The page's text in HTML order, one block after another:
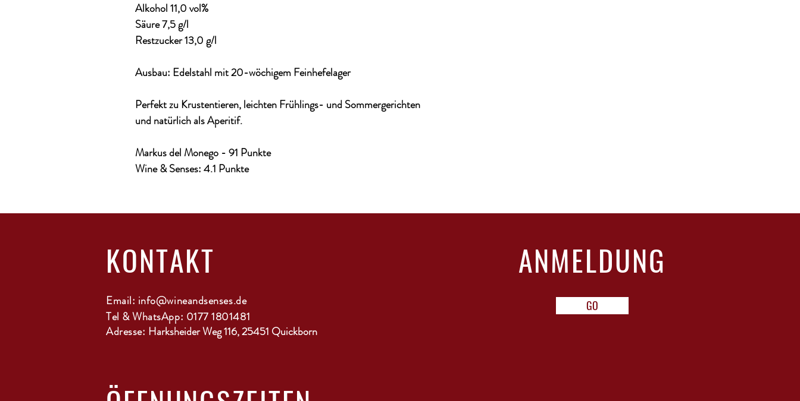
Alkohol 11,0 vol%
Säure 7,5 g/l
Restzucker 13,0 g/l
Ausbau: Edelstahl mit 20-wöchigem Feinhefelager
Perfekt zu Krustentieren, leichten Frühlings- und Sommergerichten
und natürlich als Aperitif.
Markus del Monego - 91 Punkte
Wine & Senses: 4.1 Punkte
KONTAKT
Email: info@wineandsenses.de
Tel & WhatsApp: 0177 1801481
Adresse: Harksheider Weg 116, 25451 Quickborn
ANMELDUNG
GO